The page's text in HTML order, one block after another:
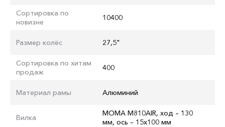
Сортировка по
новизне
10400
Размер колёс 27,5"
Сортировка по хитам
продаж
400
Материал рамы Алюминий
Вилка
MOMA M810AIR, ход – 130
мм, ось – 15x100 мм